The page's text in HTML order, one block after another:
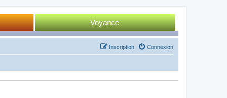
Voyance
Tirage 52 cartes
Tirage Tarot
Connexion
Inscription